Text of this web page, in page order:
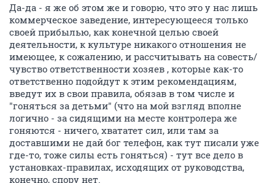
Да-да - я же об этом же и говорю, что это у нас лишь
коммерческое заведение, интересующееся только
своей прибылью, как конечной целью своей
деятельности, к культуре никакого отношения не
имеющее, к сожалению, и рассчитывать на совесть/
чувство ответственности хозяев , которые как-то
ответственно подойдут к этим рекомендациям,
введут их в свои правила, обязав в том числе и
"гоняться за детьми" (что на мой взгляд вполне
логично - за сидящими на месте контролера же
гоняются - ничего, хвататет сил, или там за
доставшими не дай бог телефон, как тут писали уже
где-то, тоже силы есть гоняться) - тут все дело в
установках-правилах, исходящих от руководства,
конечно, спору нет.